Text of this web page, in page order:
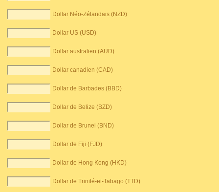
Dollar Néo-Zélandais (NZD)
Dollar US (USD)
Dollar australien (AUD)
Dollar canadien (CAD)
Dollar de Barbades (BBD)
Dollar de Belize (BZD)
Dollar de Brunei (BND)
Dollar de Fiji (FJD)
Dollar de Hong Kong (HKD)
Dollar de Trinité-et-Tabago (TTD)